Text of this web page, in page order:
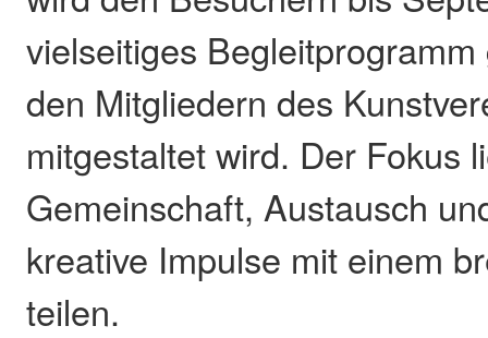
vielseitiges
den Mitgliedern des
mitgestaltet wird. Der Fokus
Gemeinschaft, Austausch
kreative Impulse mit einem
teilen.